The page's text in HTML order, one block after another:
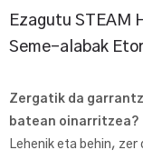
Ezagutu STEAM
Seme-alabak
Zergatik da
batean oinarritzea?
Lehenik eta behin, zer